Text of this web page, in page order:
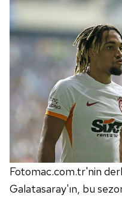
Fotomac.com.tr'nin
Galatasaray'ın, bu